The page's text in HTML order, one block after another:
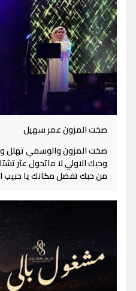
صخت المزون عمر سهيل
صخت المزون والوسمي تهلل
وحبك الاولي لا ماتحول عثر
من حبك تفضل مكانك يا حبيب